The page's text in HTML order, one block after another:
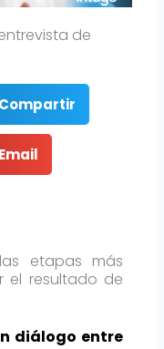
de
Compartir
Email
etapas más
el resultado de
diálogo entre